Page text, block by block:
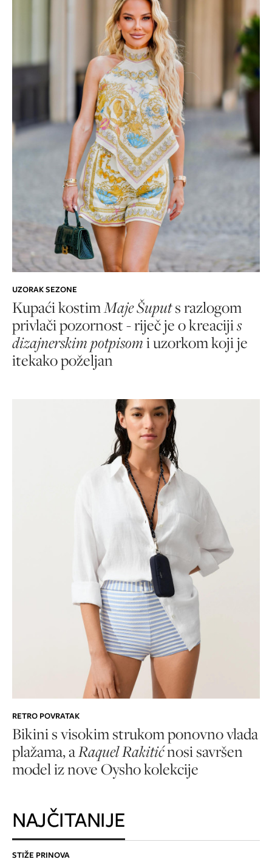
UZORAK SEZONE
Kupaći kostimMaje Šuputs razlogom
privlači pozornost - riječ je o kreacijis
dizajnerskim potpisomi uzorkom koji je
itekako poželjan
RETRO POVRATAK
Bikini s visokim strukom ponovno vlada
plažama, aRaquel Rakitićnosi savršen
model iz nove Oysho kolekcije
NAJČITANIJE
STIŽE PRINOVA